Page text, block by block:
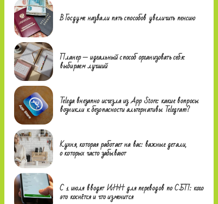
В Госдуме назвали пять способов увеличить пенсию
Планер — идеальный способ организовать себя:
выбираем лучший
Telega внезапно исчезла из App Store: какие вопросы
возникли к безопасности альтернативы Telegram?
Кухня, которая работает на вас: важные детали,
о которых часто забывают
С 1 июля вводят ИНН для переводов по СБП: кого
это коснётся и что изменится